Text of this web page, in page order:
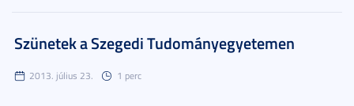
Szünetek a Szegedi Tudományegyetemen
2013. július 23. 1 perc